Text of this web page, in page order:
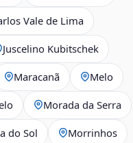
Vale de Lima
Juscelino Kubitschek
Maracanã Melo
Morada da Serra
do Sol Morrinhos